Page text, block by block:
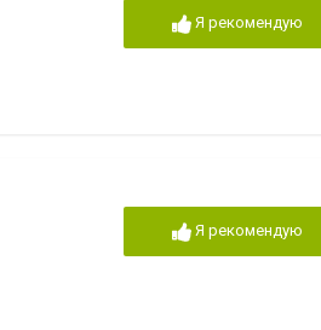
Я рекомендую
Я рекомендую